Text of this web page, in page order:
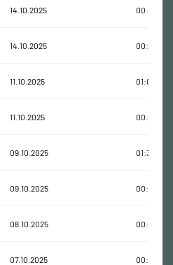
14.10.2025 00:55:08
14.10.2025 00:35:18
11.10.2025 01:04:53
11.10.2025 00:56:33
09.10.2025 01:35:05
09.10.2025 00:43:55
08.10.2025 00:43:43
07.10.2025 00:36:23